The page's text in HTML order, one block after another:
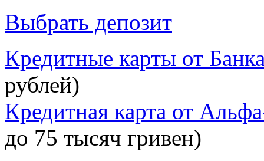
Выбрать депозит
Кредитные карты от
рублей)
Кредитная карта от
до 75 тысяч гривен)